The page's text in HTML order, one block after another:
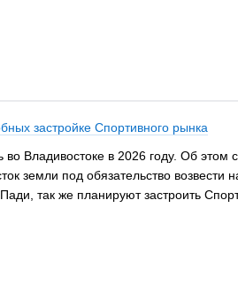
застройке Спортивного рынка
Владивостоке в 2026 году. Об
земли под обязательство
так же планируют застроить